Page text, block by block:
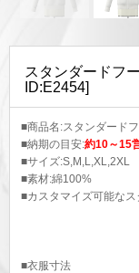
スタンダードフ
ID:E2454]
■商品名:スタンダード
■納期の目安:約10～15
■サイズ:S,M,L,XL,2XL
■素材:綿100%
■カスタマイズ可能なス
■衣服寸法